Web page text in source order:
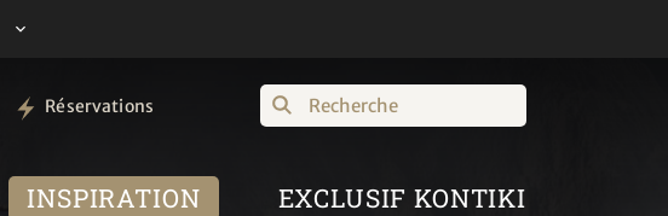
Réservations Recherche
INSPIRATION EXCLUSIF KONTIKI